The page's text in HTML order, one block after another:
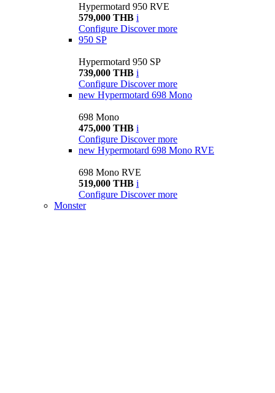
Hypermotard 950 RVE
579,000 THB i
Configure Discover more
950 SP
Hypermotard 950 SP
739,000 THB i
Configure Discover more
new Hypermotard 698 Mono
698 Mono
475,000 THB i
Configure Discover more
new Hypermotard 698 Mono RVE
698 Mono RVE
519,000 THB i
Configure Discover more
Monster